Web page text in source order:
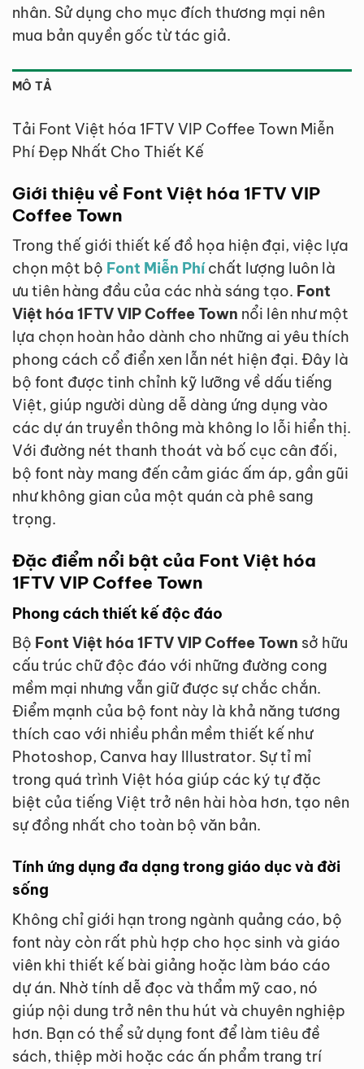
nhân. Sử dụng cho mục đích thương mại nên
mua bản quyền gốc từ tác giả.
MÔ TẢ
Tải Font Việt hóa 1FTV VIP Coffee Town Miễn
Phí Đẹp Nhất Cho Thiết Kế
Giới thiệu về Font Việt hóa 1FTV VIP
Coffee Town
Trong thế giới thiết kế đồ họa hiện đại, việc lựa
chọn một bộ Font Miễn Phíchất lượng luôn là
ưu tiên hàng đầu của các nhà sáng tạo. Font
Việt hóa 1FTV VIP Coffee Town nổi lên như một
lựa chọn hoàn hảo dành cho những ai yêu thích
phong cách cổ điển xen lẫn nét hiện đại. Đây là
bộ font được tinh chỉnh kỹ lưỡng về dấu tiếng
Việt, giúp người dùng dễ dàng ứng dụng vào
các dự án truyền thông mà không lo lỗi hiển thị.
Với đường nét thanh thoát và bố cục cân đối,
bộ font này mang đến cảm giác ấm áp, gần gũi
như không gian của một quán cà phê sang
trọng.
Đặc điểm nổi bật của Font Việt hóa
1FTV VIP Coffee Town
Phong cách thiết kế độc đáo
Bộ Font Việt hóa 1FTV VIP Coffee Town sở hữu
cấu trúc chữ độc đáo với những đường cong
mềm mại nhưng vẫn giữ được sự chắc chắn.
Điểm mạnh của bộ font này là khả năng tương
thích cao với nhiều phần mềm thiết kế như
Photoshop, Canva hay Illustrator. Sự tỉ mỉ
trong quá trình Việt hóa giúp các ký tự đặc
biệt của tiếng Việt trở nên hài hòa hơn, tạo nên
sự đồng nhất cho toàn bộ văn bản.
Tính ứng dụng đa dạng trong giáo dục và đời
sống
Không chỉ giới hạn trong ngành quảng cáo, bộ
font này còn rất phù hợp cho học sinh và giáo
viên khi thiết kế bài giảng hoặc làm báo cáo
dự án. Nhờ tính dễ đọc và thẩm mỹ cao, nó
giúp nội dung trở nên thu hút và chuyên nghiệp
hơn. Bạn có thể sử dụng font để làm tiêu đề
sách, thiệp mời hoặc các ấn phẩm trang trí